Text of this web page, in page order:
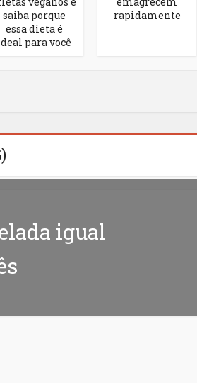
saiba porque
essa dieta é
para você
rapidamente
igual